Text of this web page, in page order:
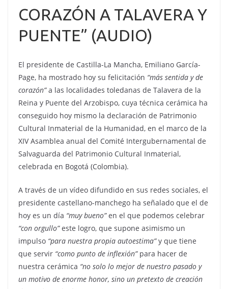
CORAZÓN A TALAVERA Y
PUENTE” (AUDIO)
El presidente de Castilla-La Mancha, Emiliano García-
Page, ha mostrado hoy su felicitación “más sentida y de
corazón”a las localidades toledanas de Talavera de la
Reina y Puente del Arzobispo, cuya técnica cerámica ha
conseguido hoy mismo la declaración de Patrimonio
Cultural Inmaterial de la Humanidad, en el marco de la
XIV Asamblea anual del Comité Intergubernamental de
Salvaguarda del Patrimonio Cultural Inmaterial,
celebrada en Bogotá (Colombia).
A través de un vídeo difundido en sus redes sociales, el
presidente castellano-manchego ha señalado que el de
hoy es un día “muy bueno”en el que podemos celebrar
“con orgullo”este logro, que supone asimismo un
impulso “para nuestra propia autoestima”y que tiene
que servir “como punto de inflexión”para hacer de
nuestra cerámica “no solo lo mejor de nuestro pasado y
un motivo de enorme honor, sino un pretexto de creación